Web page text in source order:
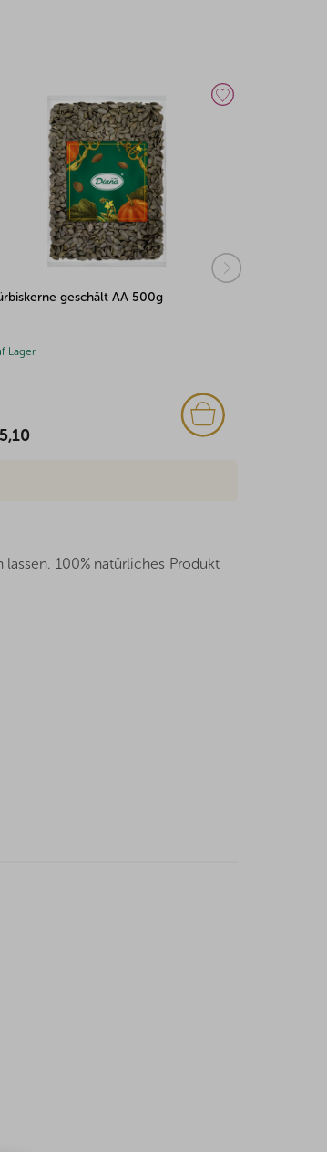
500g Fruchtstreifen Himbeere 100g
100% natürliches Produkt